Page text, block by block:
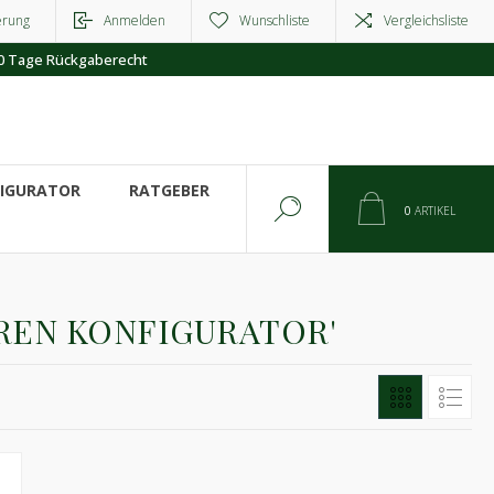
Anmelden Wunschliste Vergleichsliste
Tage Rückgaberecht
RATGEBER
0 ARTIKEL
KONFIGURATOR'